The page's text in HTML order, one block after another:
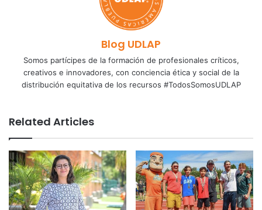
Blog UDLAP
Somos partícipes de la formación de profesionales críticos,
creativos e innovadores, con conciencia ética y social de la
distribución equitativa de los recursos #TodosSomosUDLAP
Related Articles